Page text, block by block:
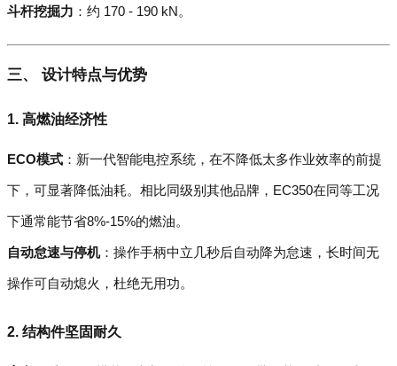
斗杆挖掘力 ：约 170 - 190 kN。
三、 设计特点与优势
1. 高燃油经济性
ECO模式 ：新一代智能电控系统，在不降低太多作业效率的前提
下，可显著降低油耗。相比同级别其他品牌，EC350在同等工况
下通常能节省8%-15%的燃油。
自动怠速与停机：操作手柄中立几秒后自动降为怠速，长时间无
操作可自动熄火，杜绝无用功。
2. 结构件坚固耐久